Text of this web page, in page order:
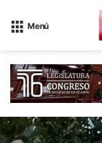
Menú